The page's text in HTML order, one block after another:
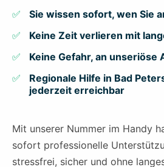
Sie wissen sofort, wen Sie
Keine Zeit verlieren mit
Keine Gefahr, an unseriöse
Regionale Hilfe in Bad
jederzeit erreichbar
Mit unserer Nummer im Handy
sofort professionelle
stressfrei, sicher und ohne